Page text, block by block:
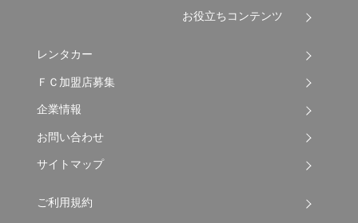
お役立ちコンテンツ
レンタカー
ＦＣ加盟店募集
企業情報
お問い合わせ
サイトマップ
ご利用規約